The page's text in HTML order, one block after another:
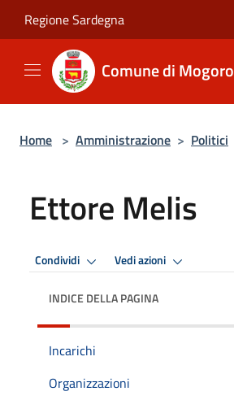
Regione Sardegna
Comune di Mogoro
Home > Amministrazione > Politici
Ettore Melis
Condividi Vedi azioni
INDICE DELLA PAGINA
Incarichi
Organizzazioni